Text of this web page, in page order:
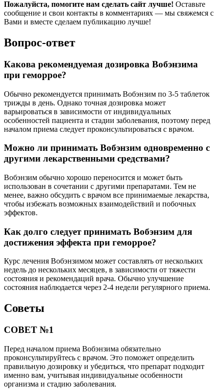
Пожалуйста, помогите нам сделать сайт лучше! Оставьте
сообщение и свои контакты в комментариях — мы свяжемся с
Вами и вместе сделаем публикацию лучше!
Вопрос-ответ
Какова рекомендуемая дозировка Вобэнзима
при геморрое?
Обычно рекомендуется принимать Вобэнзим по 3-5 таблеток
трижды в день. Однако точная дозировка может
варьироваться в зависимости от индивидуальных
особенностей пациента и стадии заболевания, поэтому перед
началом приема следует проконсультироваться с врачом.
Можно ли принимать Вобэнзим одновременно с
другими лекарственными средствами?
Вобэнзим обычно хорошо переносится и может быть
использован в сочетании с другими препаратами. Тем не
менее, важно обсудить с врачом все принимаемые лекарства,
чтобы избежать возможных взаимодействий и побочных
эффектов.
Как долго следует принимать Вобэнзим для
достижения эффекта при геморрое?
Курс лечения Вобэнзимом может составлять от нескольких
недель до нескольких месяцев, в зависимости от тяжести
состояния и рекомендаций врача. Обычно улучшение
состояния наблюдается через 2-4 недели регулярного приема.
Советы
СОВЕТ №1
Перед началом приема Вобэнзима обязательно
проконсультируйтесь с врачом. Это поможет определить
правильную дозировку и убедиться, что препарат подходит
именно вам, учитывая индивидуальные особенности
организма и стадию заболевания.